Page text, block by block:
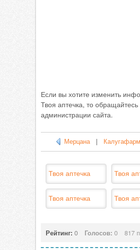
Если вы хотите изменить
Твоя аптечка, то обращайтесь
администрации сайта.
Мерцана|
Твоя аптечка Твоя
Твоя аптечка Твоя
Рейтинг: 0 Голосов: 0 817